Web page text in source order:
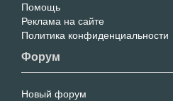
Помощь
Реклама на сайте
Политика конфиденциальности
Форум
Новый форум